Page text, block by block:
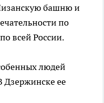
башню и
по
всей России.
людей
Дзержинске ее